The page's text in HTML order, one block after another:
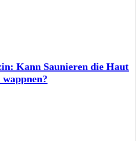
Kann Saunieren die Haut
wappnen?